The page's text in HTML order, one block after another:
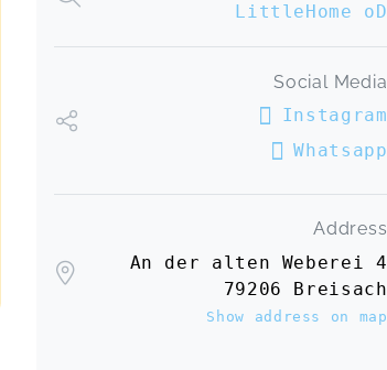
LittleHome oD
Social Media
Instagram
Whatsapp
Address
An der alten Weberei 4
79206 Breisach
Show address on map